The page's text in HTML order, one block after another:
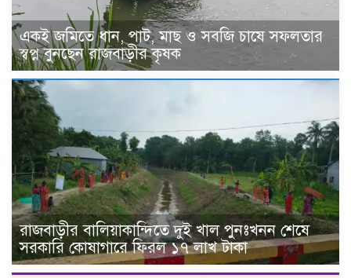
একই জমিতে ধান, পাট, মাছ ও সবজি চাষে সফলতার
স্বপ্ন বুনছেন রাজবাড়ীর কৃষক
রাজবাড়ীর বালিয়াকান্দিতে দুই খাল পুনঃখনন শেষে
সরকারি কোষাগারে ফিরল ১৭ লাখ টাকা